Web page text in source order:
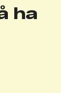
ha